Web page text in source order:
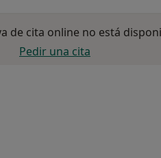
de cita online no está
Pedir una cita